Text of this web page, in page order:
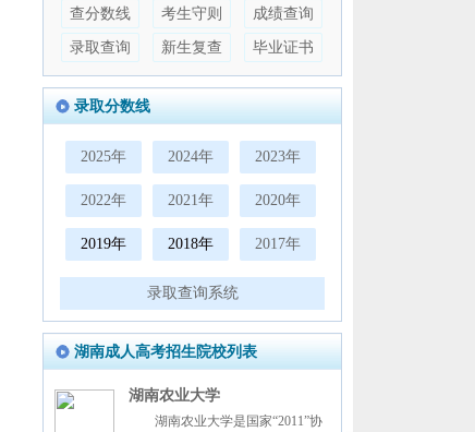
查分数线 考生守则 成绩查询
录取查询 新生复查 毕业证书
录取分数线
2025年 2024年 2023年
2022年 2021年 2020年
2019年 2018年 2017年
录取查询系统
湖南成人高考招生院校列表
湖南农业大学
湖南农业大学是国家“2011”协